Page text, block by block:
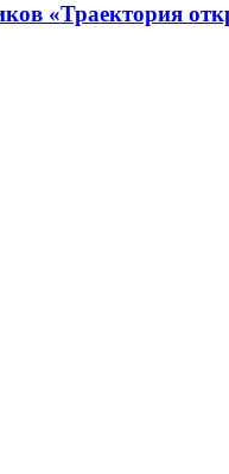
«Траектория